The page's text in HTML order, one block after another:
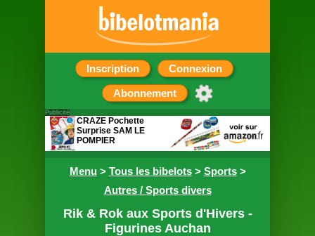
Inscription Connexion
Abonnement
Menu> Tous les bibelots> Sports>
Autres / Sports divers
Rik & Rok aux Sports d'Hivers -
Figurines Auchan
Publicité
CRAZE Pochette
Surprise SAM LE
POMPIER
cadeaux